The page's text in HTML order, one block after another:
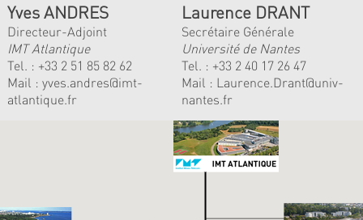
Yves ANDRES
Directeur-Adjoint
IMT Atlantique
Tel. : +33 2 51 85 82 62
Mail : yves.andres@imt-
atlantique.fr
Laurence DRANT
Secrétaire Générale
Université de Nantes
Tel. : +33 2 40 17 26 47
Mail : Laurence.Drant@univ-
nantes.fr